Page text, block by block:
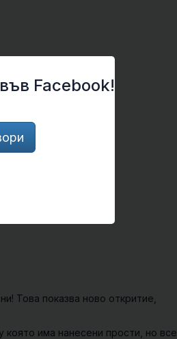
Това показва ново откритие,
която има нанесени прости, но все
Facebook!